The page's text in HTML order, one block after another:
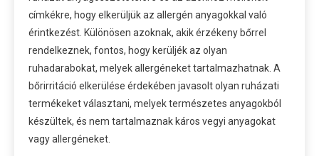
címkékre, hogy elkerüljük az allergén anyagokkal való
érintkezést. Különösen azoknak, akik érzékeny bőrrel
rendelkeznek, fontos, hogy kerüljék az olyan
ruhadarabokat, melyek allergéneket tartalmazhatnak. A
bőrirritáció elkerülése érdekében javasolt olyan ruházati
termékeket választani, melyek természetes anyagokból
készültek, és nem tartalmaznak káros vegyi anyagokat
vagy allergéneket.